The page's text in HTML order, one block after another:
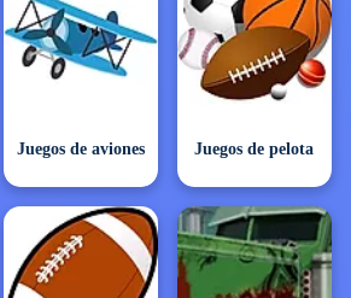
Juegos de aviones Juegos de pelota